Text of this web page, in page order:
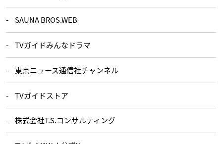
SAUNA BROS.WEB
TVガイドみんなドラマ
東京ニュース通信社チャンネル
TVガイドストア
株式会社T.S.コンサルティング